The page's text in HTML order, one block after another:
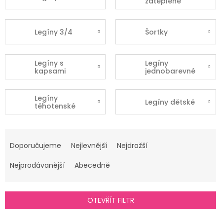
Legíny 3/4 Šortky
Legíny s
kapsami
Legíny
jednobarevné
Legíny
těhotenské
Legíny dětské
a
e
í
r
Doporučujeme Nejlevnější
Nejdražší
Nejprodávanější
Abecedně
OTEVŘÍT FILTR